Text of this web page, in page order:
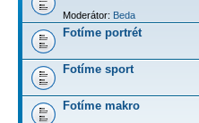
Moderátor: Beda
Fotíme portrét
Fotíme sport
Fotíme makro